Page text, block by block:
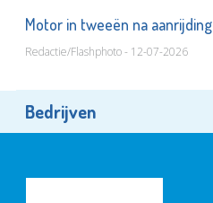
Motor in tweeën na aanrijding
Redactie/Flashphoto - 12-07-2026
Bedrijven